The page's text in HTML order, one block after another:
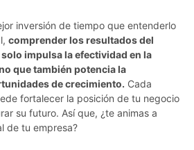
inversión de tiempo que entenderlo
comprender los resultados del
impulsa la efectividad en la
que también potencia la
de crecimiento. Cada
fortalecer la posición de tu negocio
su futuro. Así que, ¿te animas a
de tu empresa?